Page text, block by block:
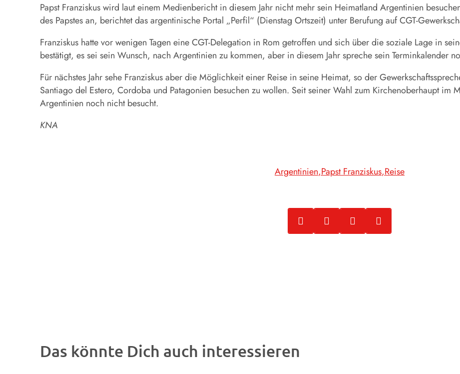
Papst Franziskus wird laut einem Medienbericht in diesem Jahr nicht mehr sein Heimatland Argentinien
des Papstes an, berichtet das argentinische Portal „Perfil“ (Dienstag Ortszeit) unter Berufung auf CGT-
Franziskus hatte vor wenigen Tagen eine CGT-Delegation in Rom getroffen und sich über die soziale Lage in
bestätigt, es sei sein Wunsch, nach Argentinien zu kommen, aber in diesem Jahr spreche sein Terminkalender
Für nächstes Jahr sehe Franziskus aber die Möglichkeit einer Reise in seine Heimat, so der
Santiago del Estero, Cordoba und Patagonien besuchen zu wollen. Seit seiner Wahl zum Kirchenoberhaupt im
Argentinien noch nicht besucht.
KNA
Argentinien Papst Franziskus Reise
Das könnte Dich auch interessieren